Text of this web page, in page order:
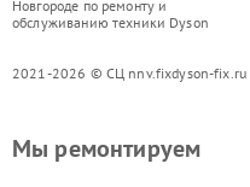
Новгороде по ремонту и
обслуживанию техники Dyson
2021-2026 © СЦ nnv.fixdyson-fix.ru
Мы ремонтируем